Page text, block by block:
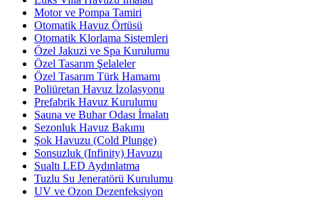
Motor ve Pompa Tamiri
Otomatik Havuz Örtüsü
Otomatik Klorlama Sistemleri
Özel Jakuzi ve Spa Kurulumu
Özel Tasarım Şelaleler
Özel Tasarım Türk Hamamı
Poliüretan Havuz İzolasyonu
Prefabrik Havuz Kurulumu
Sauna ve Buhar Odası İmalatı
Sezonluk Havuz Bakımı
Şok Havuzu (Cold Plunge)
Sonsuzluk (Infinity) Havuzu
Sualtı LED Aydınlatma
Tuzlu Su Jeneratörü Kurulumu
UV ve Ozon Dezenfeksiyon